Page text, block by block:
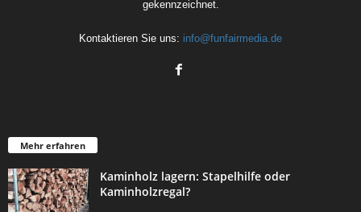
gekennzeichnet.
Kontaktieren Sie uns: info@funfairmedia.de
Mehr erfahren
Kaminholz lagern: Stapelhilfe oder
Kaminholzregal?